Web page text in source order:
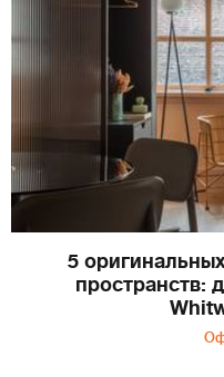
5
пространств: